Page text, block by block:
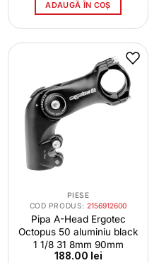
ADAUGĂ ÎN COȘ
PIESE
COD PRODUS:2156912600
Pipa A-Head Ergotec
Octopus 50 aluminiu black
1 1/8 31 8mm 90mm
188.00 lei